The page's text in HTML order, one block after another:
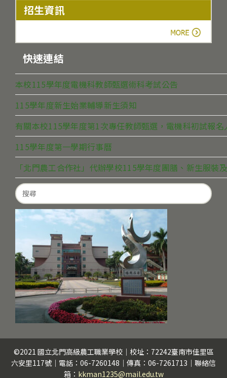
招生資訊
快速連結
本校115學年度電機科教師甄選術科考試公告
115學年度新生始業輔導新生須知
有關本校115學年度第1次專任教師甄選，電機科初試報
115學年度第一學期行事曆
「北門農工合作社」代辦學校115學年度團膳、新生服裝
Search
for:
©2021 國立北門高級農工職業學校｜校址：72242臺南市佳里區
六安里117號｜電話：06-7260148｜傳真：06-7261713｜聯絡信
箱： kkman1235@mail.edu.tw